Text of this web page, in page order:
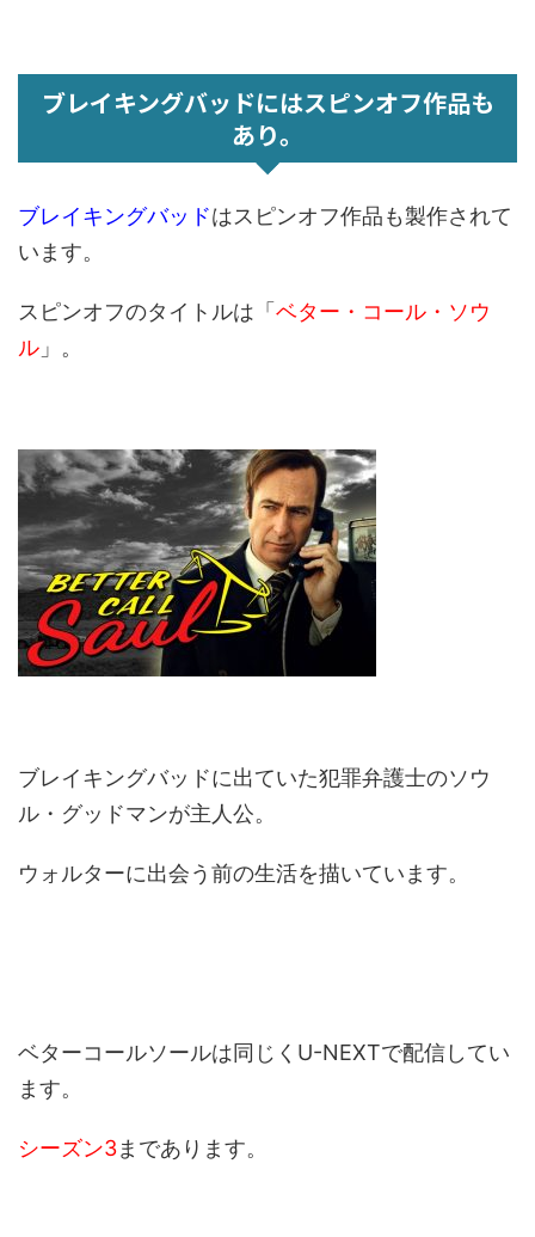
ブレイキングバッドにはスピンオフ作品も
あり。
ブレイキングバッドはスピンオフ作品も製作されて
います。
スピンオフのタイトルは「 ベター・コール・ソウ
ル 」。
ブレイキングバッドに出ていた犯罪弁護士のソウ
ル・グッドマンが主人公。
ウォルターに出会う前の生活を描いています。
ベターコールソールは同じくU-NEXTで配信してい
ます。
シーズン3まであります。